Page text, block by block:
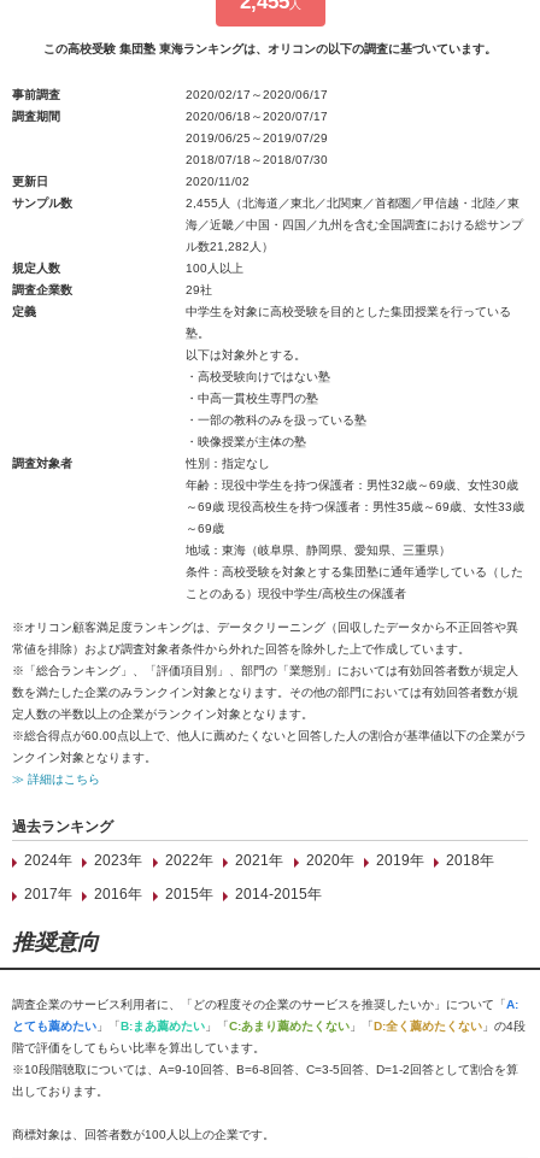
人
この高校受験 集団塾 東海ランキングは、オリコンの以下の調査に基づいています。
事前調査
2020/02/17～2020/06/17
調査期間
2020/06/18～2020/07/17
2019/06/25～2019/07/29
2018/07/18～2018/07/30
更新日
2020/11/02
サンプル数
2,455人（北海道／東北／北関東／首都圏／甲信越・北陸／東
海／近畿／中国・四国／九州を含む全国調査における総サンプ
ル数21,282人）
規定人数
100人以上
調査企業数
29社
定義
中学生を対象に高校受験を目的とした集団授業を行っている
塾。
以下は対象外とする。
・高校受験向けではない塾
・中高一貫校生専門の塾
・一部の教科のみを扱っている塾
・映像授業が主体の塾
調査対象者
性別：指定なし
年齢：現役中学生を持つ保護者：男性32歳～69歳、女性30歳
～69歳 現役高校生を持つ保護者：男性35歳～69歳、女性33歳
～69歳
地域：東海（岐阜県、静岡県、愛知県、三重県）
条件：高校受験を対象とする集団塾に通年通学している（した
ことのある）現役中学生/高校生の保護者
※オリコン顧客満足度ランキングは、データクリーニング（回収したデータから不正回答や異
常値を排除）および調査対象者条件から外れた回答を除外した上で作成しています。
※「総合ランキング」、「評価項目別」、部門の「業態別」においては有効回答者数が規定人
数を満たした企業のみランクイン対象となります。その他の部門においては有効回答者数が規
定人数の半数以上の企業がランクイン対象となります。
※総合得点が60.00点以上で、他人に薦めたくないと回答した人の割合が基準値以下の企業がラ
ンクイン対象となります。
≫ 詳細はこちら
過去ランキング
2024年
2023年 2022年 2021年 2020年 2019年
2018年
2017年
2016年 2015年 2014-2015年
推奨意向
調査企業のサービス利用者に、「どの程度その企業のサービスを推奨したいか」について「A:
とても薦めたい 」「B:まあ薦めたい 」「C:あまり薦めたくない 」「D:全く薦めたくない 」の4段
階で評価をしてもらい比率を算出しています。
※10段階聴取については、A=9-10回答、B=6-8回答、C=3-5回答、D=1-2回答として割合を算
出しております。
商標対象は、回答者数が100人以上の企業です。